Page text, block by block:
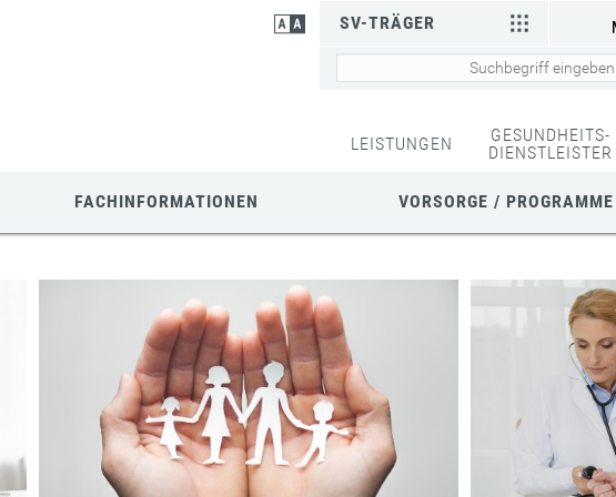
SV-TRÄGER
LEISTUNGEN
GESUNDHEITS-
DIENSTLEISTER
FACHINFORMATIONEN VORSORGE / PROGRAMME